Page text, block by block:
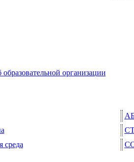
организации
среда